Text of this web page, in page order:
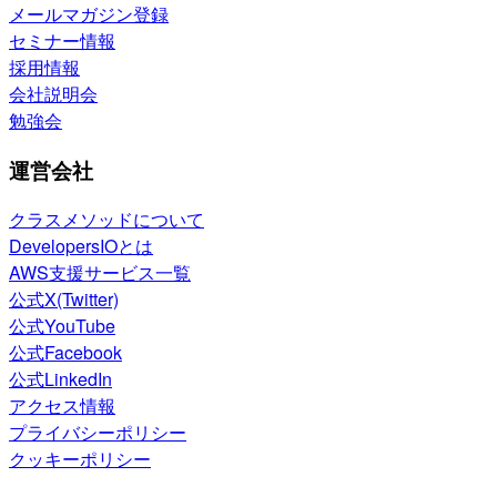
メールマガジン登録
セミナー情報
採用情報
会社説明会
勉強会
運営会社
クラスメソッドについて
DevelopersIOとは
AWS支援サービス一覧
公式X(Twitter)
公式YouTube
公式Facebook
公式LinkedIn
アクセス情報
プライバシーポリシー
クッキーポリシー